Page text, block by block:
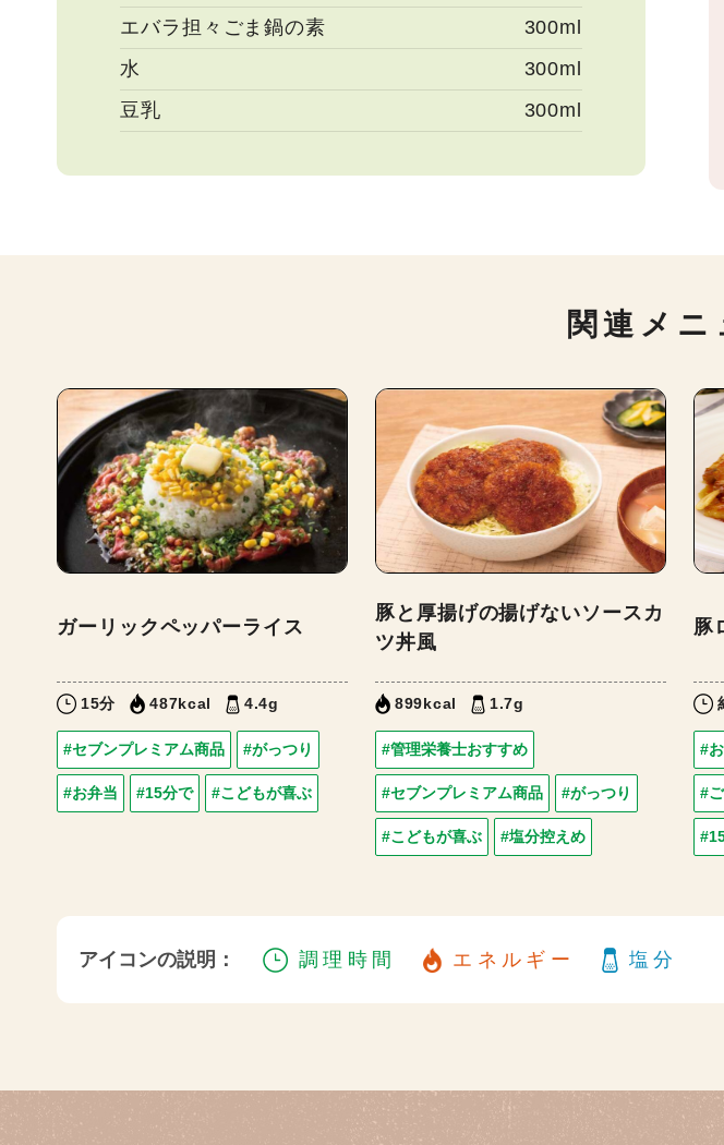
エバラ担々ごま鍋の素
300ml
水
300ml
豆乳
300ml
関連メニ
ガーリックペッパーライス
15分 487kcal 4.4g
#セブンプレミアム商品 #がっつり
#お弁当 #15分で #こどもが喜ぶ
豚と厚揚げの揚げないソースカ
ツ丼風
899kcal 1.7g
#管理栄養士おすすめ
#セブンプレミアム商品 #がっつり
#こどもが喜ぶ #塩分控えめ
豚
#
#
アイコンの説明： 調理時間 エネルギー 塩分